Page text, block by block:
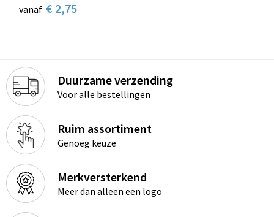
vanaf € 2,75
Duurzame verzending
Voor alle bestellingen
Ruim assortiment
Genoeg keuze
Merkversterkend
Meer dan alleen een logo